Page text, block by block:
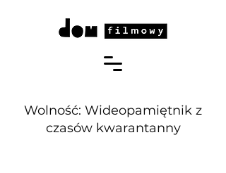
Wolność: Wideopamiętnik z
czasów kwarantanny